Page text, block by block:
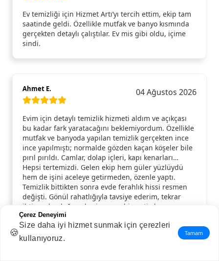
Ev temizliği için Hizmet Artı’yı tercih ettim, ekip tam
saatinde geldi. Özellikle mutfak ve banyo kısmında
gerçekten detaylı çalıştılar. Ev mis gibi oldu, içime
sindi.
Ahmet E. 04 Ağustos 2026
Evim için detaylı temizlik hizmeti aldım ve açıkçası
bu kadar fark yaratacağını beklemiyordum. Özellikle
mutfak ve banyoda yapılan temizlik gerçekten ince
ince yapılmıştı; normalde gözden kaçan köşeler bile
pırıl pırıldı. Camlar, dolap içleri, kapı kenarları…
Hepsi tertemizdi. Gelen ekip hem güler yüzlüydü
hem de işini aceleye getirmeden, özenle yaptı.
Temizlik bittikten sonra evde ferahlık hissi resmen
değişti. Gönül rahatlığıyla tavsiye ederim, tekrar
ihtiyaç duyduğumda yine aynı hizmeti alırım.
🍪
Çerez Deneyimi
Size daha iyi hizmet sunmak için çerezleri
kullanıyoruz.
Tamam